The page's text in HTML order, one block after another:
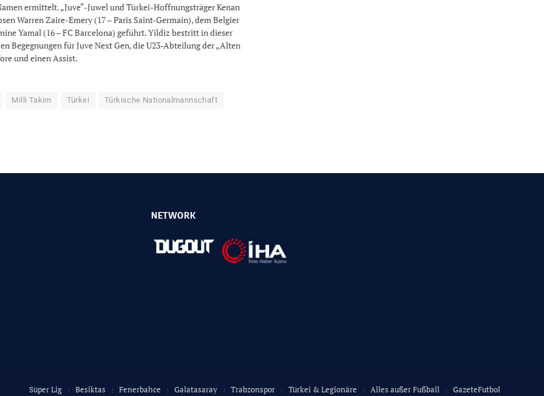
ermittelt. „Juve“-Juwel und Türkei-Hoffnungsträger Kenan
Warren Zaire-Emery (17 – Paris Saint-Germain), dem Belgier
Yamal (16 – FC Barcelona) geführt. Yildiz bestritt in dieser
Begegnungen für Juve Next Gen, die U23-Abteilung der „Alten
und einen Assist.
Milli Takim Türkei Türkische Nationalmannschaft
NETWORK
Süper Lig Besiktas Fenerbahce Galatasaray Trabzonspor Türkei & Legionäre Alles außer Fußball GazeteFutbol